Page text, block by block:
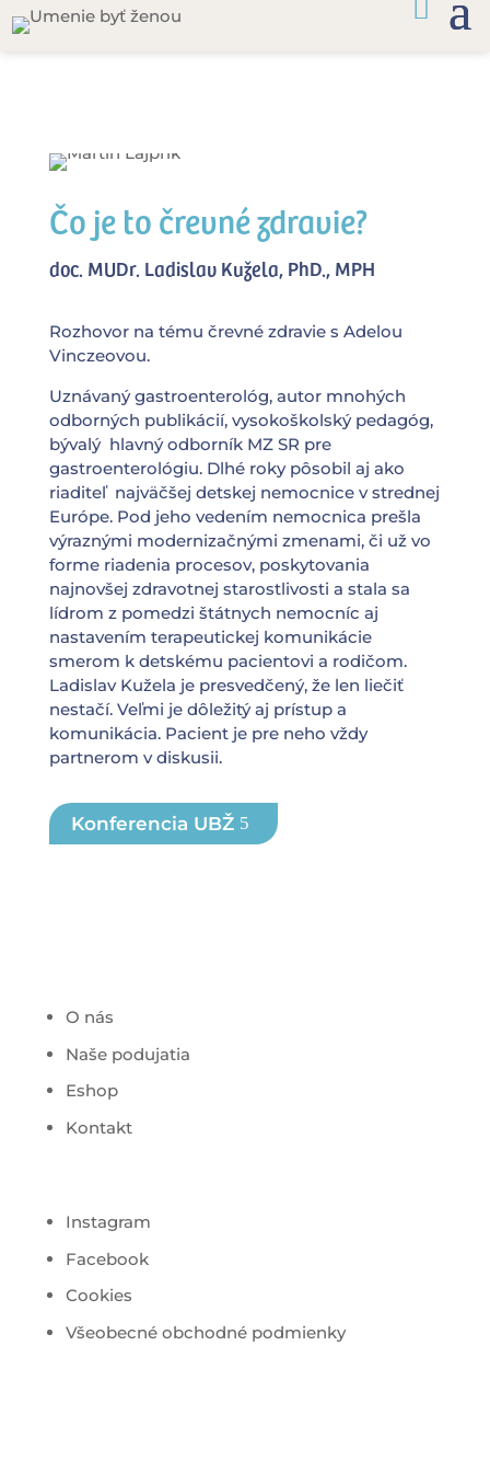
Čo je to črevné zdravie?
doc. MUDr. Ladislav Kužela, PhD., MPH
Rozhovor na tému črevné zdravie s Adelou
Vinczeovou.
Uznávaný gastroenterológ, autor mnohých
odborných publikácií, vysokoškolský pedagóg,
bývalý hlavný odborník MZ SR pre
gastroenterológiu. Dlhé roky pôsobil aj ako
riaditeľ najväčšej detskej nemocnice v strednej
Európe. Pod jeho vedením nemocnica prešla
výraznými modernizačnými zmenami, či už vo
forme riadenia procesov, poskytovania
najnovšej zdravotnej starostlivosti a stala sa
lídrom z pomedzi štátnych nemocníc aj
nastavením terapeutickej komunikácie
smerom k detskému pacientovi a rodičom.
Ladislav Kužela je presvedčený, že len liečiť
nestačí. Veľmi je dôležitý aj prístup a
komunikácia. Pacient je pre neho vždy
partnerom v diskusii.
Konferencia UBŽ
O nás
Naše podujatia
Eshop
Kontakt
Instagram
Facebook
Cookies
Všeobecné obchodné podmienky